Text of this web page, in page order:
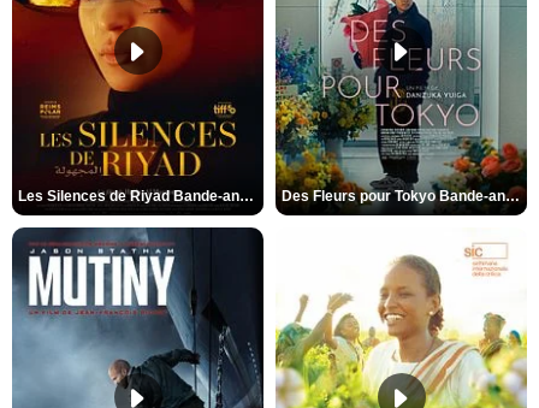
Les Silences de Riyad Bande-annonce VO STFR Des Fleurs pour Tokyo Bande-annonce VO STFR